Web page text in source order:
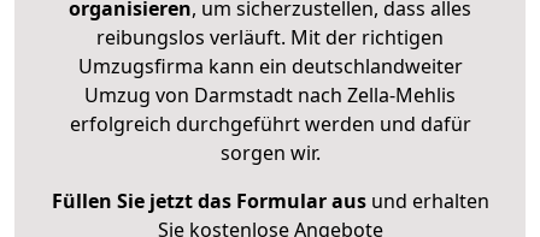
organisieren, um sicherzustellen, dass alles
reibungslos verläuft. Mit der richtigen
Umzugsfirma kann ein deutschlandweiter
Umzug von Darmstadt nach Zella-Mehlis
erfolgreich durchgeführt werden und dafür
sorgen wir.
Füllen Sie jetzt das Formular ausund erhalten
Sie kostenlose Angebote